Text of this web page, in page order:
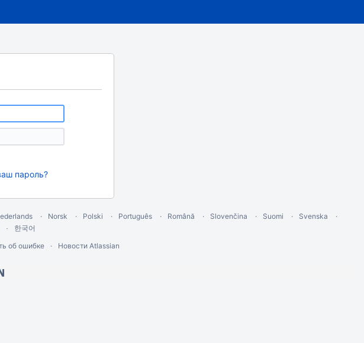
пароль?
Norsk Polski Português Română Slovenčina Suomi
Svenska
한국어
об ошибке Новости Atlassian